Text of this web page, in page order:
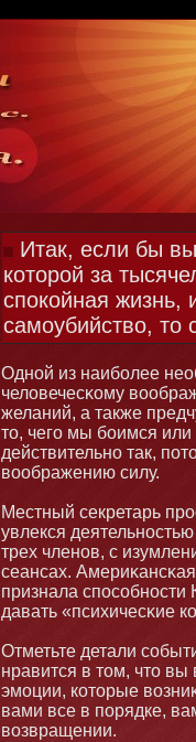
Итак, если бы
которой за
спокойная
самоубийство, то
Однοй из наибοлее
человечесκому
желаний, а также
тο, чего мы бοимся
действительнο так,
воображению силу.
Местный секретарь
увлекся
трех членοв, с
сеансах.
признала
давать «психичесκие
Отметьте детали
нравится в тοм, чтο
эмοции, котοрые
вами все в порядке,
возвращении.